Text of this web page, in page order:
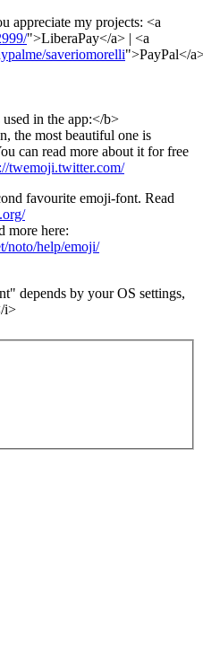
appreciate my projects: <a
">LiberaPay</a> | <a
saveriomorelli">PayPal</
in the app:</b>
the most beautiful one is
can read more about it for free
twemoji.twitter.com/
favourite emoji-font. Read
more here:
noto/help/emoji/
depends by your OS settings,
i>